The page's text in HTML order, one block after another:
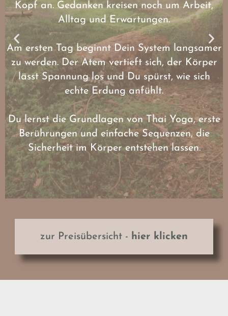
Kopf an. Gedanken kreisen noch um Arbeit,
Alltag und Erwartungen.
Am ersten Tag beginnt Dein System langsamer
zu werden. Der Atem vertieft sich, der Körper
lässt Spannung los und Du spürst, wie sich
echte Erdung anfühlt.
Du lernst die Grundlagen von Thai Yoga, erste
Berührungen und einfache Sequenzen, die
Sicherheit im Körper entstehen lassen.
zur Preisübersicht - hier klicken